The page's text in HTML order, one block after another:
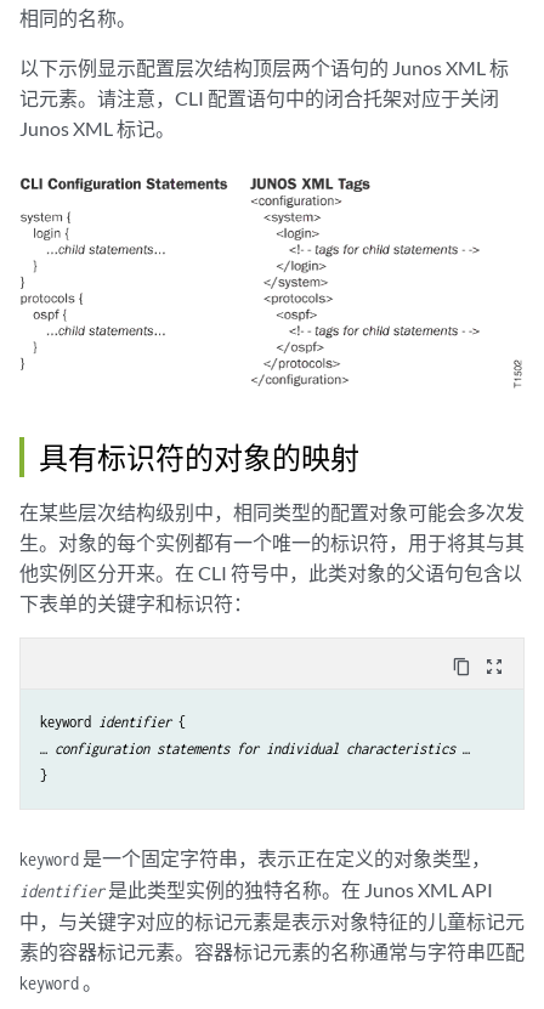
相同的名称。
以下示例显示配置层次结构顶层两个语句的 Junos XML 标
记元素。请注意，CLI 配置语句中的闭合托架对应于关闭
Junos XML 标记。
具有标识符的对象的映射
在某些层次结构级别中，相同类型的配置对象可能会多次发
生。对象的每个实例都有一个唯一的标识符，用于将其与其
他实例区分开来。在 CLI 符号中，此类对象的父语句包含以
下表单的关键字和标识符：
content_copy zoom_out_map
keyword identifier {
… configuration statements for individual characteristics …
keyword 是一个固定字符串，表示正在定义的对象类型，
identifier是此类型实例的独特名称。在 Junos XML API
中，与关键字对应的标记元素是表示对象特征的儿童标记元
素的容器标记元素。容器标记元素的名称通常与字符串匹配
keyword 。